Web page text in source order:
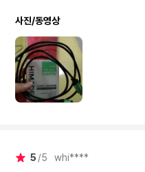
사진/동영상
5 5 whi****